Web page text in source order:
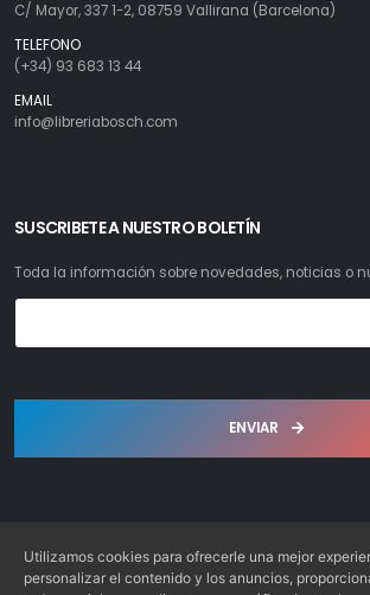
C/ Mayor, 337 1-2, 08759 Vallirana (Barcelona)
TELEFONO
(+34) 93 683 13 44
EMAIL
info@libreriabosch.com
SUSCRIBETE A NUESTRO BOLETÍN
Toda la información sobre novedades, noticias o
ENVIAR
Utilizamos cookies para ofrecerle una mejor
personalizar el contenido y los anuncios,